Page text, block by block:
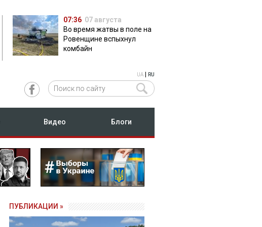
07:36 07 августа
Во время жатвы в поле на
Ровенщине вспыхнул
комбайн
UA RU
Видео Блоги
ПУБЛИКАЦИИ »